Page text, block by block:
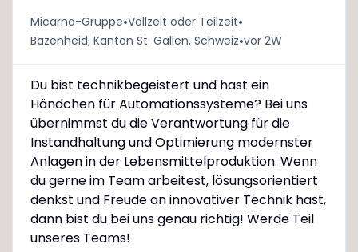
Micarna-Gruppe•Vollzeit oder Teilzeit•
Bazenheid, Kanton St. Gallen, Schweiz•vor 2W
Du bist technikbegeistert und hast ein
Händchen für Automationssysteme? Bei uns
übernimmst du die Verantwortung für die
Instandhaltung und Optimierung modernster
Anlagen in der Lebensmittelproduktion. Wenn
du gerne im Team arbeitest, lösungsorientiert
denkst und Freude an innovativer Technik hast,
dann bist du bei uns genau richtig! Werde Teil
unseres Teams!